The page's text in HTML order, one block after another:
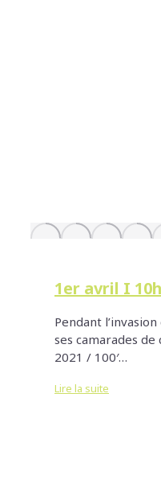
1er avril I
Pendant
ses camarades
2021 / 100′…
Lire la suite